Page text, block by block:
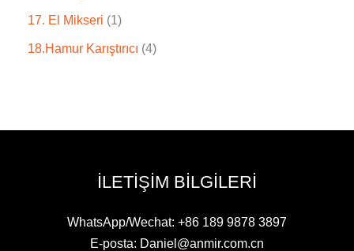
17. El Mikseri 1
18.Hamur Karıştırıcı 4
İLETIŞIM BILGILERI
WhatsApp/Wechat: +86 189 9878 3897
E-posta: Daniel@anmir.com.cn